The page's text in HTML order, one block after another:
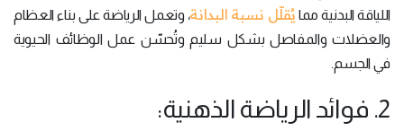
اللياقة البدنية مما يُقلّل نسبة البدانة، وتعمل الرياضة على بناء العظام
والعضلات والمفاصل بشكل سليم وتُحسّن عمل الوظائف الحيوية
في الجسم.
2. فوائد الرياضة الذهنية: